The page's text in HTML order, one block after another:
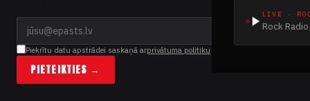
LIVE ·
Rock
Piekrītu datu apstrādei saskaņā arprivātuma politiku
PIETEIKTIES →